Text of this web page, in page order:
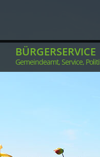
BÜRGERSERVICE
Gemeindeamt, Service,